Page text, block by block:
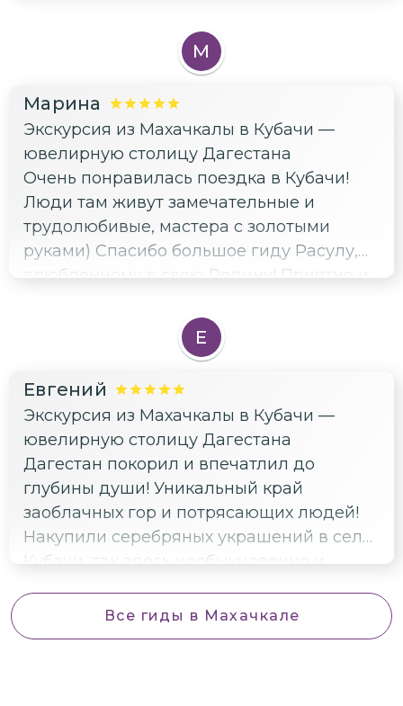
Дагестана! Спасибо от всего сердца 😅
М
Марина
Экскурсия из Махачкалы в Кубачи —
ювелирную столицу Дагестана
Очень понравилась поездка в Кубачи!
Люди там живут замечательные и
трудолюбивые, мастера с золотыми
руками) Спасибо большое гиду Расулу,
влюбленному в свою Родину! Приятно и
компании с таким увлеченным
Е
Евгений
Экскурсия из Махачкалы в Кубачи —
ювелирную столицу Дагестана
Дагестан покорил и впечатлил до
глубины души! Уникальный край
заоблачных гор и потрясающих людей!
Накупили серебряных украшений в селе
Кубачи, так здесь необыкновенно и
продумал и организовал максимально
интересно и комфортно) Большая ему за
Все гиды в Махачкале